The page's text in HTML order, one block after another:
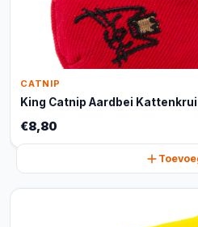
CATNIP
King Catnip Aardbei
€8,80